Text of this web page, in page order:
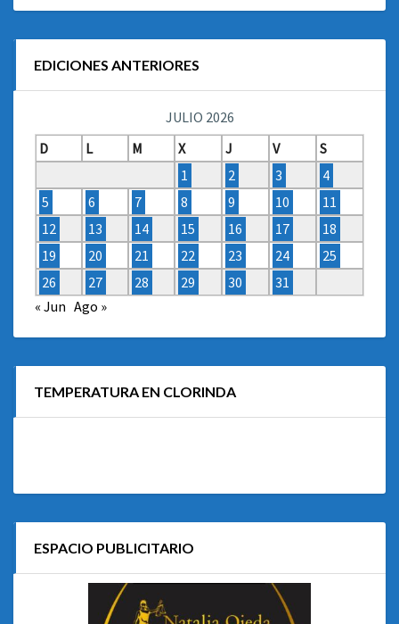
EDICIONES ANTERIORES
JULIO 2026
D
L M X J V
S
1
2 3
4
5
6 7 8 9 10
11
12
13 14 15 16 17
18
19
20 21 22 23 24
25
26
27 28 29 30
31
« Jun Ago »
TEMPERATURA EN CLORINDA
ESPACIO PUBLICITARIO